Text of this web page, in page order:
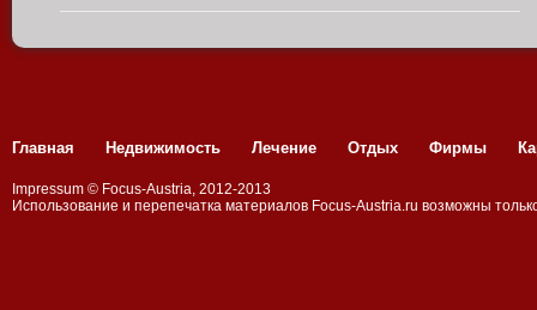
Главная Недвижимость Лечение Отдых Фирмы
Impressum © Focus-Austria, 2012-2013
Использование и перепечатка материалов Focus-Аustria.ru возможны